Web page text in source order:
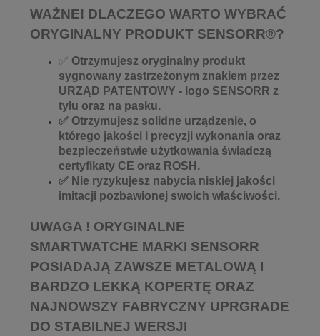
WAŻNE! DLACZEGO WARTO WYBRAĆ
ORYGINALNY PRODUKT SENSORR®?
✅ Otrzymujesz oryginalny produkt
sygnowany zastrzeżonym znakiem przez
URZĄD PATENTOWY - logo SENSORR z
tyłu oraz na pasku.
✅ Otrzymujesz solidne urządzenie, o
którego jakości i precyzji wykonania oraz
bezpieczeństwie użytkowania świadczą
certyfikaty CE oraz ROSH.
✅ Nie ryzykujesz nabycia niskiej jakości
imitacji pozbawionej swoich właściwości.
UWAGA ! ORYGINALNE
SMARTWATCHE MARKI SENSORR
POSIADAJĄ ZAWSZE METALOWĄ I
BARDZO LEKKĄ KOPERTĘ ORAZ
NAJNOWSZY FABRYCZNY UPRGRADE
DO STABILNEJ WERSJI